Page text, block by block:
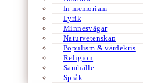
In memoriam
Lyrik
Minnesvägar
Naturvetenskap
Populism & värdekris
Religion
Samhälle
Språk